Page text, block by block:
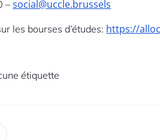
–social@uccle.brussels
les bourses d’études: https://
étiquette